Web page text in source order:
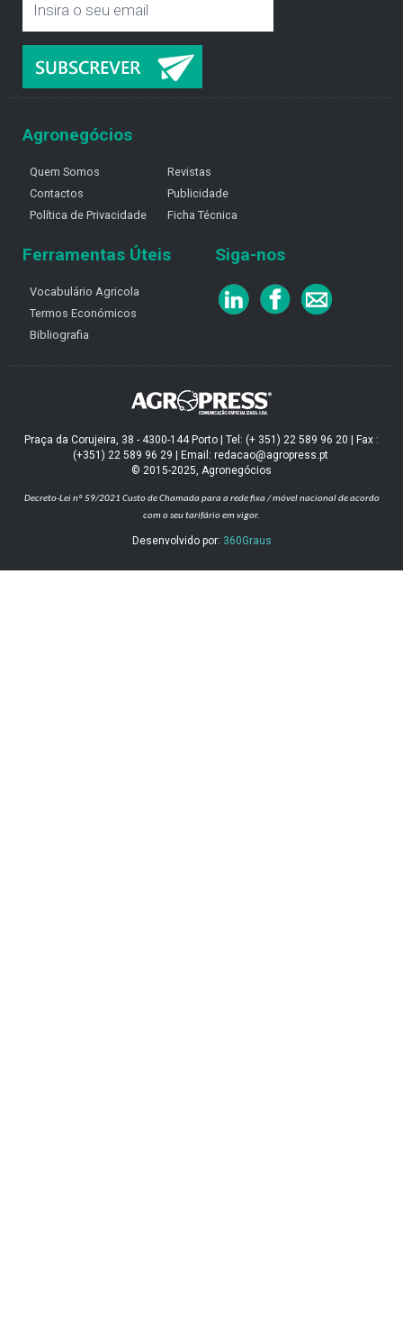
Agronegócios
Quem Somos
Contactos
Política de Privacidade
Revistas
Publicidade
Ficha Técnica
Ferramentas Úteis
Vocabulário Agricola
Termos Económicos
Bibliografia
Siga-nos
Praça da Corujeira, 38 - 4300-144 Porto | Tel: (+ 351) 22 589 96 20 | Fax :
(+351) 22 589 96 29 | Email: redacao@agropress.pt
© 2015-2025, Agronegócios
Decreto-Lei nº 59/2021 Custo de Chamada para a rede fixa / móvel nacional de acordo
com o seu tarifário em vigor.
Desenvolvido por: 360Graus